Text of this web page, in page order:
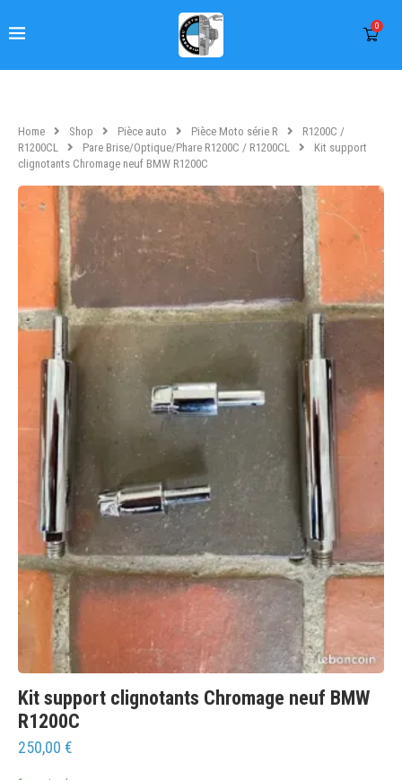
0
Home Shop Pièce auto Pièce Moto série R
R1200C /
R1200CL
Pare Brise/Optique/Phare R1200C / R1200CL
Kit support
clignotants Chromage neuf BMW R1200C
Kit support clignotants Chromage neuf BMW
R1200C
250,00 €